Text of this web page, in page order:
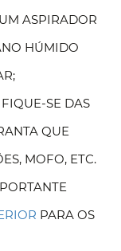
ASPIRADOR
HÚMIDO
SE DAS
QUE
MOFO, ETC.
PARA OS